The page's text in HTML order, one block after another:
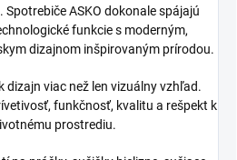
ASKO dokonale spájajú
funkcie s moderným,
dizajnom inšpirovaným prírodou.
dizajn viac než len vizuálny vzhľad.
funkčnosť, kvalitu a rešpekt k
prostrediu.